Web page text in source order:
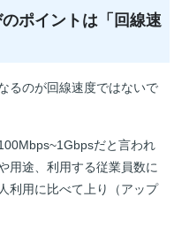
ポイントは「回線速
るのが回線速度ではないで
だと言われ
用途、利用する従業員数に
利用に比べて上り（アップ